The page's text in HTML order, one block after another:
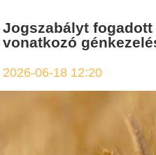
Jogszabályt
vonatkozó
2026-06-18 12:20